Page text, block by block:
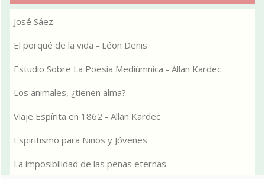
José Sáez
El porqué de la vida - Léon Denis
Estudio Sobre La Poesía Mediúmnica - Allan Kardec
Los animales, ¿tienen alma?
Viaje Espírita en 1862 - Allan Kardec
Espiritismo para Niños y Jóvenes
La imposibilidad de las penas eternas